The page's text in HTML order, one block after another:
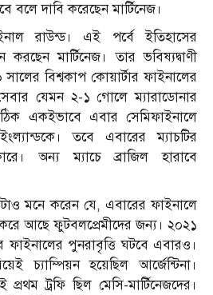
বলে দাবি করেছেন মার্টিনেজ।
রাউন্ড। এই পর্বে ইতিহাসের
মার্টিনেজ। তার ভবিষ্যদ্বাণী
বিশ্বকাপ কোয়ার্টার ফাইনালের
যেমন ২-১ গোলে ম্যারাডোনার
ঠিক একইভাবে এবার সেমিফাইনালে
তবে এবারের ম্যাচটির
অন্য ম্যাচে ব্রাজিল হারাবে
মনে করেন যে, এবারের ফাইনালে
আছে ফুটবলপ্রেমীদের জন্য। ২০২১
পুনরাবৃত্তি ঘটবে এবারও।
চ্যাম্পিয়ন হয়েছিল আর্জেন্টিনা।
ট্রফি ছিল মেসি-মার্টিনেজদের।